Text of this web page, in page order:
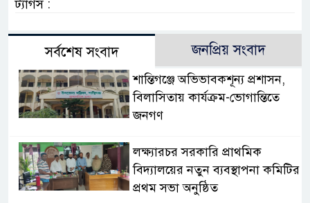
ট্যাগস :
সর্বশেষ সংবাদ জনপ্রিয় সংবাদ
‎শান্তিগঞ্জে অভিভাবকশূন্য প্রশাসন,
‎বিলাসিতায় কার্যক্রম-ভোগান্তিতে
জনগণ ‎
লক্ষ্যারচর সরকারি প্রাথমিক
বিদ্যালয়ের নতুন ব্যবস্থাপনা কমিটির
প্রথম সভা অনুষ্ঠিত